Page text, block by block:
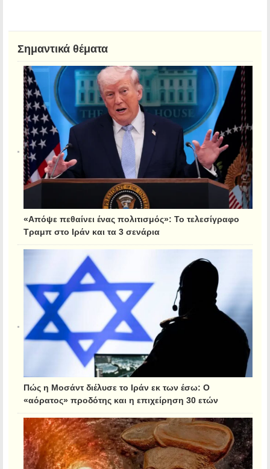
Σημαντικά θέματα
«Απόψε πεθαίνει ένας πολιτισμός»: Το τελεσίγραφο
Τραμπ στο Ιράν και τα 3 σενάρια
Πώς η Μοσάντ διέλυσε το Ιράν εκ των έσω: Ο
«αόρατος» προδότης και η επιχείρηση 30 ετών